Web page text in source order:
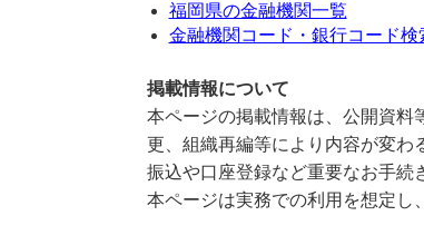
福岡県の金融機関一覧
金融機関コード・銀行コード検
掲載情報について
本ページの掲載情報は、公開資料
更、組織再編等により内容が変わ
振込や口座登録など重要なお手続
本ページは実務での利用を想定し